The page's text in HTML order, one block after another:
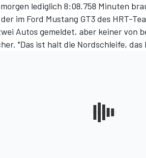
lediglich 8:08.758 Minuten
im Ford Mustang GT3 des HRT-
Autos gemeldet, aber keiner von
"Das ist halt die Nordschleife, das